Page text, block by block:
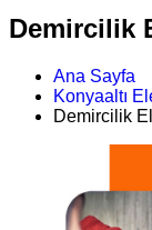
Demircilik
Ana Sayfa
Konyaaltı
Demircilik